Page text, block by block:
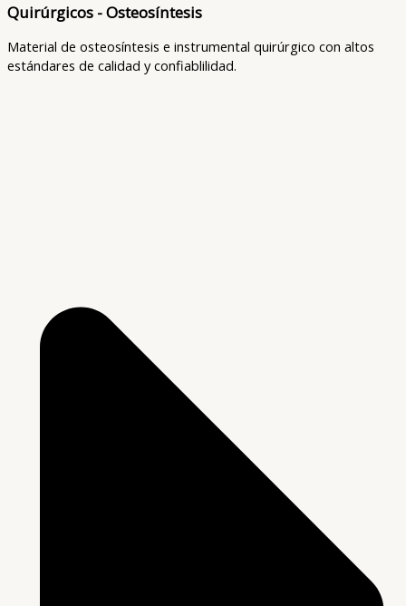
Quirúrgicos - Osteosíntesis
Material de osteosíntesis e instrumental quirúrgico con altos
estándares de calidad y confiablilidad.